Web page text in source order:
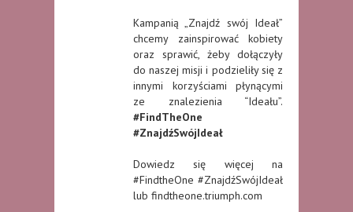
Kampanią „Znajdź swój Ideał”
chcemy zainspirować kobiety
oraz sprawić, żeby dołączyły
do naszej misji i podzieliły się z
innymi korzyściami płynącymi
ze znalezienia “Ideału”.
#FindTheOne
#ZnajdźSwójIdeał
Dowiedz się więcej na
#FindtheOne #ZnajdźSwójIdeał
lub findtheone.triumph.com